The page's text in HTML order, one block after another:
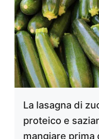
La lasagna di
proteico e
mangiare prima